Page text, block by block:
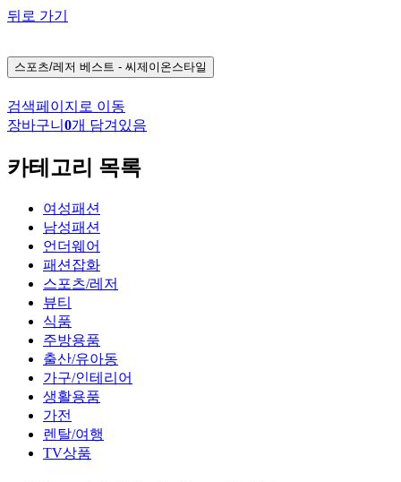
뒤로 가기
스포츠/레저 베스트 - 씨제이온스타일
검색페이지로 이동
장바구니 0개 담겨있음
카테고리 목록
여성패션
남성패션
언더웨어
패션잡화
스포츠/레저
뷰티
식품
주방용품
출산/유아동
가구/인테리어
생활용품
가전
렌탈/여행
TV상품